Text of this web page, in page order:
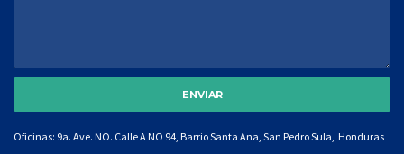
Oficinas: 9a. Ave. NO. Calle A NO 94, Barrio Santa Ana, San Pedro Sula, Honduras